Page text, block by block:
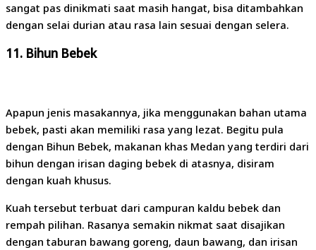
sangat pas dinikmati saat masih hangat, bisa ditambahkan
dengan selai durian atau rasa lain sesuai dengan selera.
11. Bihun Bebek
Apapun jenis masakannya, jika menggunakan bahan utama
bebek, pasti akan memiliki rasa yang lezat. Begitu pula
dengan Bihun Bebek, makanan khas Medan yang terdiri dari
bihun dengan irisan daging bebek di atasnya, disiram
dengan kuah khusus.
Kuah tersebut terbuat dari campuran kaldu bebek dan
rempah pilihan. Rasanya semakin nikmat saat disajikan
dengan taburan bawang goreng, daun bawang, dan irisan